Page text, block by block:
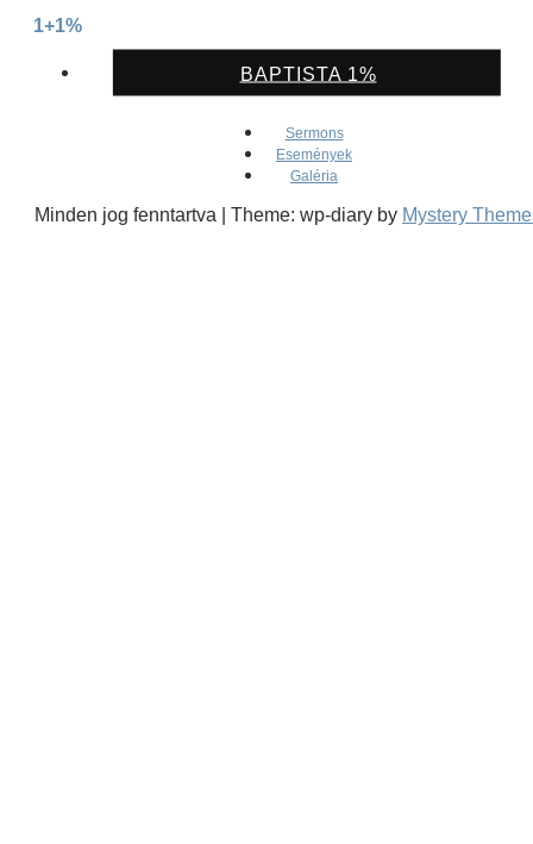
1+1%
BAPTISTA 1%
Sermons
Események
Galéria
Minden jog fenntartva Theme: wp-diary by Mystery